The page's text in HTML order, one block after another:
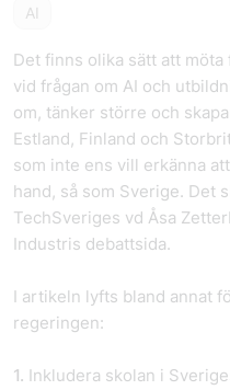
AI
Det finns olika sätt att
vid frågan om AI och
om, tänker större och
Estland, Finland och
som inte ens vill erkänna
hand, så som Sverige. Det
TechSveriges vd Åsa
Industris debattsida.
I artikeln lyfts bland annat
regeringen:
1. Inkludera skolan i